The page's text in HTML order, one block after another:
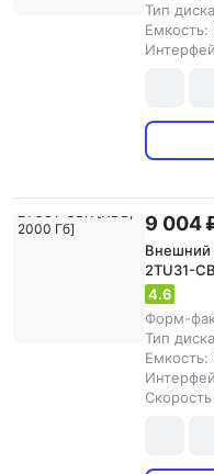
Тип
Емкость:
9 004
Внешний
2TU31-
4.6
Форм-
Тип
Емкость: